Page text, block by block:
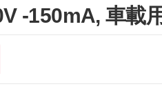
-150mA, 車載